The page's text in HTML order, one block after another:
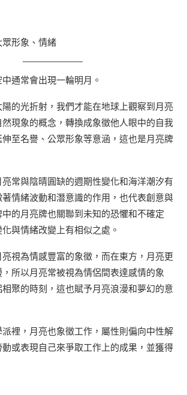
形象、情緒
通常會出現一輪明月。
的光折射，我們才能在地球上觀察到月亮
現象的概念，轉換成象徵他人眼中的自我
至名譽、公眾形象等意涵，這也是月亮牌
常與陰晴圓缺的週期性變化和海洋潮汐有
情緒波動和潛意識的作用，也代表創意與
的月亮牌也關聯到未知的恐懼和不確定
與情緒改變上有相似之處。
視為情感豐富的象徵，而在東方，月亮更
所以月亮常被視為情侶間表達感情的象
聚的時刻，這也賦予月亮浪漫和夢幻的意
裡，月亮也象徵工作，屬性則偏向中性解
或表現自己來爭取工作上的成果，並獲得